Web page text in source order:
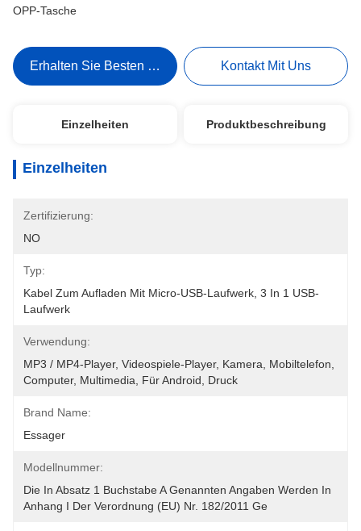
OPP-Tasche
Erhalten Sie Besten Preis Kontakt Mit Uns
Einzelheiten Produktbeschreibung
Einzelheiten
Zertifizierung:
NO
Typ:
Kabel Zum Aufladen Mit Micro-USB-Laufwerk, 3 In 1 USB-
Laufwerk
Verwendung:
MP3 / MP4-Player, Videospiele-Player, Kamera, Mobiltelefon,
Computer, Multimedia, Für Android, Druck
Brand Name:
Essager
Modellnummer:
Die In Absatz 1 Buchstabe A Genannten Angaben Werden In
Anhang I Der Verordnung (EU) Nr. 182/2011 Ge